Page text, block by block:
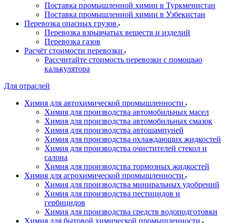
Поставка промышленной химии в Туркменистан
Поставка промышленной химии в Узбекистан
Перевозка опасных грузов
Перевозка взрывчатых веществ и изделий
Перевозка газов
Расчёт стоимости перевозки
Рассчитайте стоимость перевозки с помощью
калькулятора
Для отраслей
Химия для автохимической промышленности
Химия для производства автомобильных масел
Химия для производства автомобильных смазок
Химия для производства автошампуней
Химия для производства охлаждающих жидкостей
Химия для производства очистителей стекол и
салона
Химия для производства тормозных жидкостей
Химия для агрохимической промышленности
Химия для производства миниральных удобрений
Химия для производства пестицидов и
гербицидов
Химия для производства средств водоподготовки
Химия для бытовой химической промышленности